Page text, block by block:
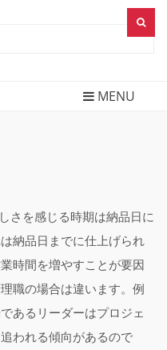
MENU
さを感じる時期は納品日に
納品日までに仕上げられ
時間を増やすことが要因
職の場合は違います。例
あるリーダーはプロジェ
われる傾向があるので